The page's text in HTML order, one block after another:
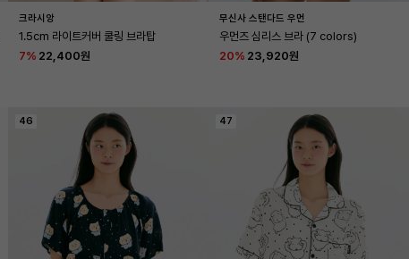
크라시앙
1.5cm 라이트커버 쿨링 브라탑
7% 22,400원
무신사 스탠다드 우먼
우먼즈 심리스 브라 (7 colors)
20% 23,920원
46 47